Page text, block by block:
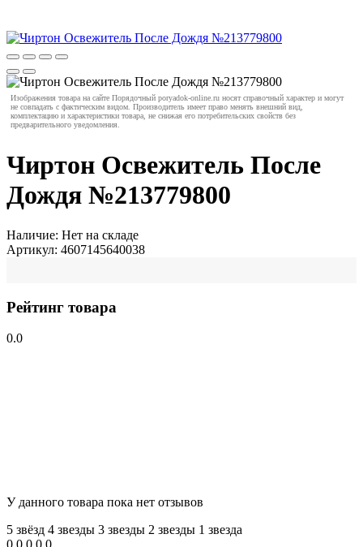
Изображения товара на сайте Порядочный poryadok-online.ru носят справочный характер и могут
не совпадать с фактическим видом. Производитель имеет право менять внешний вид,
комплектацию и характеристики товара, не снижая его потребительских свойств без
предварительного уведомления.
Чиртон Освежитель После
Дождя №213779800
Наличие: Нет на складе
Артикул: 4607145640038
Рейтинг товара
0.0
У данного товара пока нет отзывов
5 звёзд 4 звeзды 3 звeзды 2 звeзды 1 звeзда